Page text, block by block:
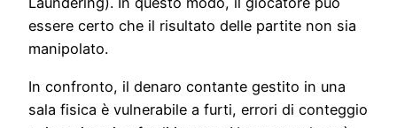
essere certo che il risultato delle partite non sia
manipolato.
In confronto, il denaro contante gestito in una
sala fisica è vulnerabile a furti, errori di conteggio